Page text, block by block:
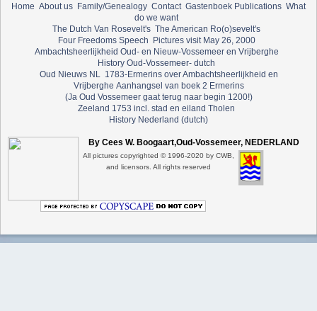
Home About us Family/Genealogy Contact Gastenboek Publications What
do we want
The Dutch Van Rosevelt's The American Ro(o)sevelt's
Four Freedoms Speech Pictures visit May 26, 2000
Ambachtsheerlijkheid Oud- en Nieuw-Vossemeer en Vrijberghe
History Oud-Vossemeer- dutch
Oud Nieuws NL
1783-Ermerins over Ambachtsheerlijkheid en
Vrijberghe Aanhangsel van boek 2 Ermerins
(Ja Oud Vossemeer gaat terug naar begin 1200!)
Zeeland 1753 incl. stad en eiland Tholen
History Nederland (dutch)
By Cees W. Boogaart,Oud-Vossemeer, NEDERLAND
All pictures copyrighted © 1996-2020 by CWB,
and licensors. All rights reserved